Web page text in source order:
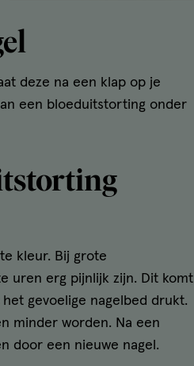
deze na een klap op je
een bloeduitstorting onder
kleur. Bij grote
uren erg pijnlijk zijn. Dit komt
gevoelige nagelbed drukt.
minder worden. Na een
door een nieuwe nagel.